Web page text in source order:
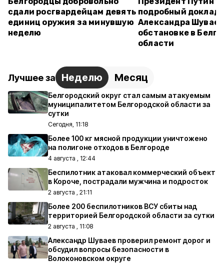
сдали росгвардейцам девять
единиц оружия за минувшую
неделю
подробный доклад
Александра
обстановке в
области
Лучшее за Неделю Месяц
Белгородский округ стал самым атакуемым
муниципалитетом Белгородской области за
сутки
Сегодня, 11:18
Более 100 кг мясной продукции уничтожено
на полигоне отходов в Белгороде
4 августа , 12:44
Беспилотник атаковал коммерческий объект
в Короче, пострадали мужчина и подросток
2 августа , 21:11
Более 200 беспилотников ВСУ сбиты над
территорией Белгородской области за сутки
2 августа , 11:08
Александр Шуваев проверил ремонт дорог и
обсудил вопросы безопасности в
Волоконовском округе